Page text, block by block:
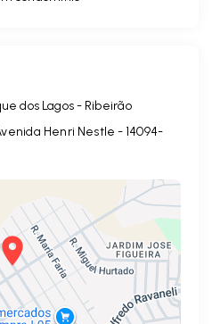
dos Lagos - Ribeirão
Henri Nestle - 14094-